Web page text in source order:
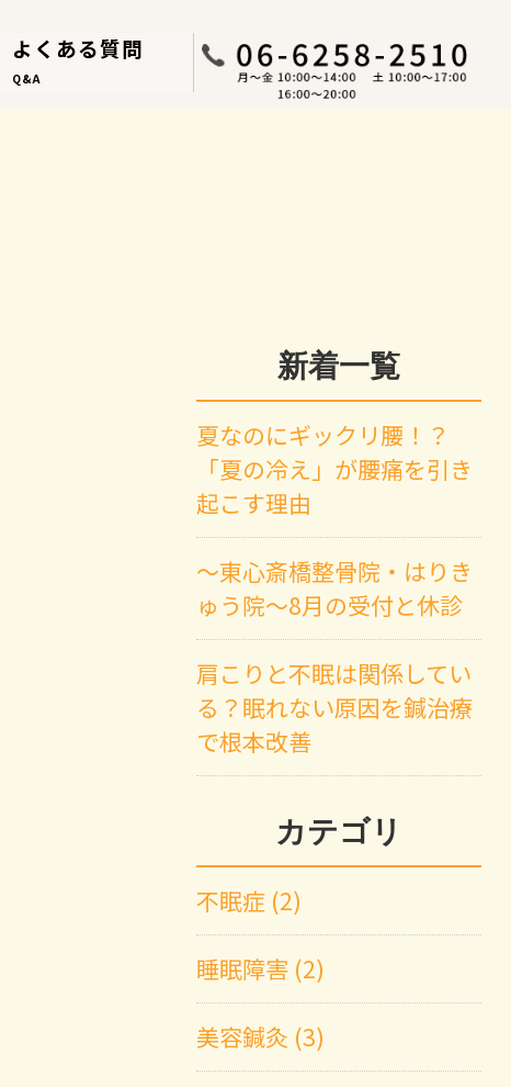
よくある質問
Q&A
新着一覧
夏なのにギックリ腰！？
「夏の冷え」が腰痛を引き
起こす理由
～東心斎橋整骨院・はりき
ゅう院～8月の受付と休診
肩こりと不眠は関係してい
る？眠れない原因を鍼治療
で根本改善
カテゴリ
不眠症 (2)
睡眠障害 (2)
美容鍼灸 (3)